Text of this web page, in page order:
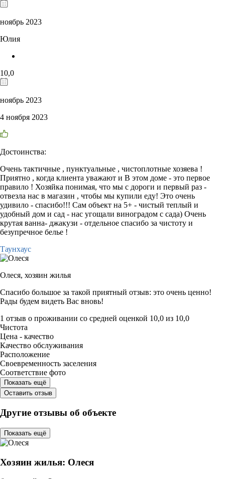
ноябрь 2023
Юлия
10,0
ноябрь 2023
4 ноября 2023
Достоинства:
Очень тактичные , пунктуальные , чистоплотные хозяева !
Приятно , когда клиента уважают и В этом доме - это первое
правило ! Хозяйка понимая, что мы с дороги и первый раз -
отвезла нас в магазин , чтобы мы купили еду! Это очень
удивило - спасибо!!! Сам объект на 5+ - чистый теплый и
удобный дом и сад - нас угощали виноградом с сада) Очень
крутая ванна- джакузи - отдельное спасибо за чистоту и
безупречное белье !
Таунхаус
Олеся, хозяин жилья
Спасибо большое за такой приятный отзыв: это очень ценно!
Рады будем видеть Вас вновь!
1 отзыв о проживании со средней оценкой 10,0 из 10,0
Чистота
Цена - качество
Качество обслуживания
Расположение
Своевременность заселения
Соответствие фото
Показать ещё
Оставить отзыв
Другие отзывы об объекте
Показать ещё
Хозяин жилья: Олеся